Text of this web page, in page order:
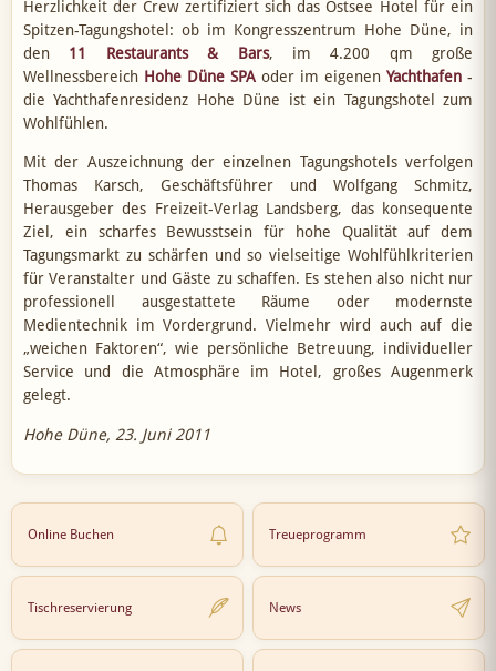
Herzlichkeit der Crew zertifiziert sich das Ostsee Hotel für ein
Spitzen-Tagungshotel: ob im Kongresszentrum Hohe Düne, in
den 11 Restaurants & Bars, im 4.200 qm große
Wellnessbereich Hohe Düne SPA oder im eigenen Yachthafen -
die Yachthafenresidenz Hohe Düne ist ein Tagungshotel zum
Wohlfühlen.
Mit der Auszeichnung der einzelnen Tagungshotels verfolgen
Thomas Karsch, Geschäftsführer und Wolfgang Schmitz,
Herausgeber des Freizeit-Verlag Landsberg, das konsequente
Ziel, ein scharfes Bewusstsein für hohe Qualität auf dem
Tagungsmarkt zu schärfen und so vielseitige Wohlfühlkriterien
für Veranstalter und Gäste zu schaffen. Es stehen also nicht nur
professionell ausgestattete Räume oder modernste
Medientechnik im Vordergrund. Vielmehr wird auch auf die
„weichen Faktoren“, wie persönliche Betreuung, individueller
Service und die Atmosphäre im Hotel, großes Augenmerk
gelegt.
Hohe Düne, 23. Juni 2011
Online Buchen Treueprogramm
Tischreservierung News